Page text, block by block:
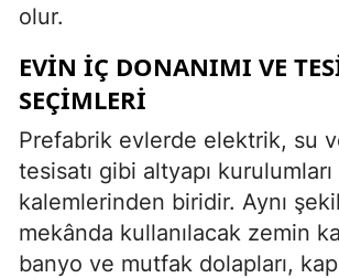
olur.
EVIN İÇ DONANIMI VE
SEÇIMLERI
Prefabrik evlerde elektrik, su
tesisatı gibi altyapı
kalemlerinden biridir. Aynı
mekânda kullanılacak zemin
banyo ve mutfak dolapları,